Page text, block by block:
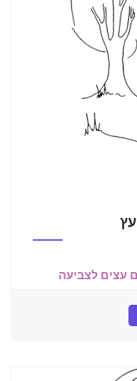
עצים לצביעה